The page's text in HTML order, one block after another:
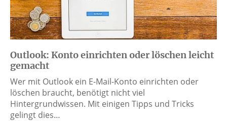
Outlook: Konto einrichten oder löschen leicht
gemacht
Wer mit Outlook ein E-Mail-Konto einrichten oder
löschen braucht, benötigt nicht viel
Hintergrundwissen. Mit einigen Tipps und Tricks
gelingt dies…